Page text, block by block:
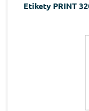
Etikety PRINT